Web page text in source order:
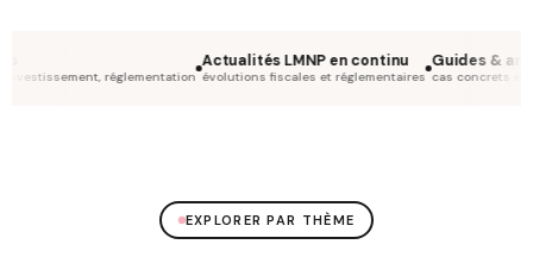
réglementation
Actualités LMNP en continu
évolutions fiscales et réglementaires
Guides & analyses
cas concrets et
EXPLORER PAR THÈME